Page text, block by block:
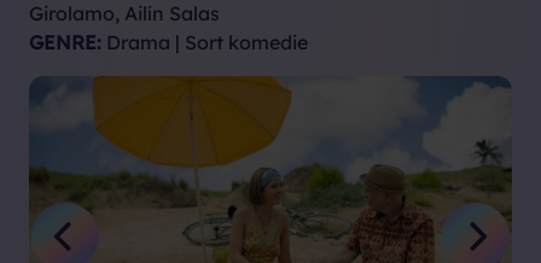
Girolamo, Ailín Salas
GENRE: Drama | Sort komedie
Previous Next